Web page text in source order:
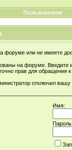
Пользователи
форуме или не имеете
на форуме. Введите
прав для обращения
отключил
Имя:
Пароль: